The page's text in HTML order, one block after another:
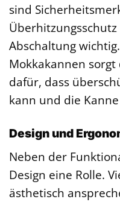
sind
Abschaltung
Mokkakannen
dafür, dass
kann und die
Design und
Neben der
Design eine Rolle.
ästhetisch